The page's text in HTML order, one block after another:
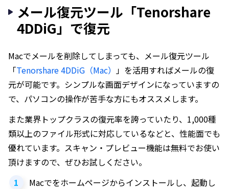
メール復元ツール「Tenorshare
4DDiG」で復元
Macでメールを削除してしまっても、メール復元ツール
「Tenorshare 4DDiG（Mac） 」を活用すればメールの復
元が可能です。シンプルな画面デザインになっていますの
で、パソコンの操作が苦手な方にもオススメします。
また業界トップクラスの復元率を誇っていたり、1,000種
類以上のファイル形式に対応しているなどと、性能面でも
優れています。スキャン・プレビュー機能は無料でお使い
頂けますので、ぜひお試しください。
Macでをホームページからインストールし、起動し